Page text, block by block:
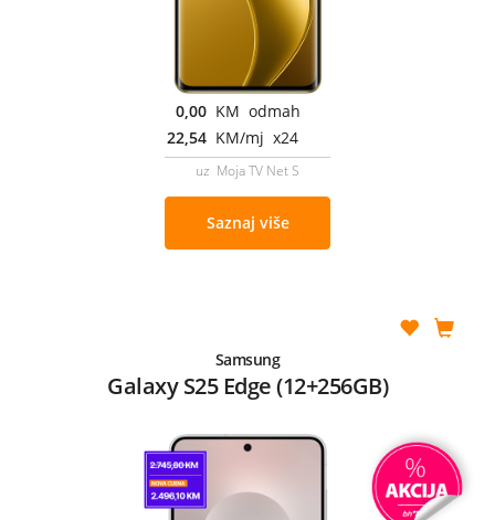
0,00 KM odmah
22,54 KM/mj x24
uz Moja TV Net S
Saznaj više
Samsung
Galaxy S25 Edge (12+256GB)